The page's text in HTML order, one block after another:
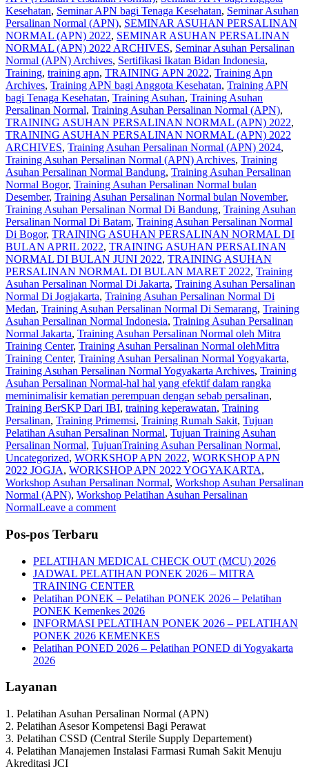
Kesehatan, Seminar APN bagi Tenaga Kesehatan, Seminar Asuhan
Persalinan Normal (APN), SEMINAR ASUHAN PERSALINAN
NORMAL (APN) 2022, SEMINAR ASUHAN PERSALINAN
NORMAL (APN) 2022 ARCHIVES, Seminar Asuhan Persalinan
Normal (APN) Archives, Sertifikasi Ikatan Bidan Indonesia,
Training, training apn, TRAINING APN 2022, Training Apn
Archives, Training APN bagi Anggota Kesehatan, Training APN
bagi Tenaga Kesehatan, Training Asuhan, Training Asuhan
Persalinan Normal, Training Asuhan Persalinan Normal (APN),
TRAINING ASUHAN PERSALINAN NORMAL (APN) 2022,
TRAINING ASUHAN PERSALINAN NORMAL (APN) 2022
ARCHIVES, Training Asuhan Persalinan Normal (APN) 2024,
Training Asuhan Persalinan Normal (APN) Archives, Training
Asuhan Persalinan Normal Bandung, Training Asuhan Persalinan
Normal Bogor, Training Asuhan Persalinan Normal bulan
Desember, Training Asuhan Persalinan Normal bulan November,
Training Asuhan Persalinan Normal Di Bandung, Training Asuhan
Persalinan Normal Di Batam, Training Asuhan Persalinan Normal
Di Bogor, TRAINING ASUHAN PERSALINAN NORMAL DI
BULAN APRIL 2022, TRAINING ASUHAN PERSALINAN
NORMAL DI BULAN JUNI 2022, TRAINING ASUHAN
PERSALINAN NORMAL DI BULAN MARET 2022, Training
Asuhan Persalinan Normal Di Jakarta, Training Asuhan Persalinan
Normal Di Jogjakarta, Training Asuhan Persalinan Normal Di
Medan, Training Asuhan Persalinan Normal Di Semarang, Training
Asuhan Persalinan Normal Indonesia, Training Asuhan Persalinan
Normal Jakarta, Training Asuhan Persalinan Normal oleh Mitra
Training Center, Training Asuhan Persalinan Normal olehMitra
Training Center, Training Asuhan Persalinan Normal Yogyakarta,
Training Asuhan Persalinan Normal Yogyakarta Archives, Training
Asuhan Persalinan Normal-hal hal yang efektif dalam rangka
meminimalisir kematian perempuan dengan sebab persalinan,
Training BerSKP Dari IBI, training keperawatan, Training
Persalinan, Training Primemsi, Training Rumah Sakit, Tujuan
Pelatihan Asuhan Persalinan Normal, Tujuan Training Asuhan
Persalinan Normal, TujuanTraining Asuhan Persalinan Normal,
Uncategorized, WORKSHOP APN 2022, WORKSHOP APN
2022 JOGJA, WORKSHOP APN 2022 YOGYAKARTA,
Workshop Asuhan Persalinan Normal, Workshop Asuhan Persalinan
Normal (APN), Workshop Pelatihan Asuhan Persalinan
NormalLeave a comment
Pos-pos Terbaru
PELATIHAN MEDICAL CHECK OUT (MCU) 2026
JADWAL PELATIHAN PONEK 2026 – MITRA
TRAINING CENTER
Pelatihan PONEK – Pelatihan PONEK 2026 – Pelatihan
PONEK Kemenkes 2026
INFORMASI PELATIHAN PONEK 2026 – PELATIHAN
PONEK 2026 KEMENKES
Pelatihan PONED 2026 – Pelatihan PONED di Yogyakarta
2026
Layanan
1. Pelatihan Asuhan Persalinan Normal (APN)
2. Pelatihan Asesor Kompetensi Bagi Perawat
3. Pelatihan CSSD (Central Sterile Supply Departement)
4. Pelatihan Manajemen Instalasi Farmasi Rumah Sakit Menuju
Akreditasi JCI